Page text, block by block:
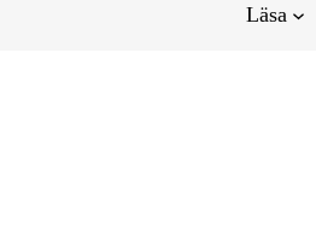
Läsa